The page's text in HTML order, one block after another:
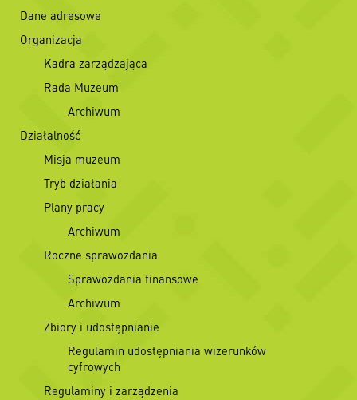
Dane adresowe
Organizacja
Kadra zarządzająca
Rada Muzeum
Archiwum
Działalność
Misja muzeum
Tryb działania
Plany pracy
Archiwum
Roczne sprawozdania
Sprawozdania finansowe
Archiwum
Zbiory i udostępnianie
Regulamin udostępniania wizerunków
cyfrowych
Regulaminy i zarządzenia